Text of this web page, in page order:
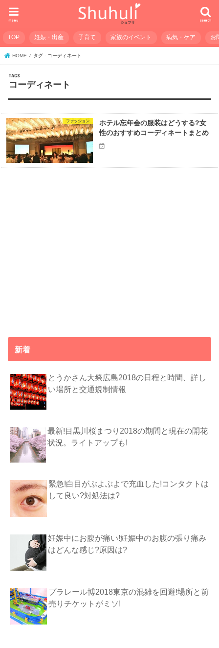
search
menu
TOP 妊娠・出産 子育て 家族のイベント 病気・ケア お
HOME タグ : コーディネート
コーディネート
ファッション
ホテル忘年会の服装はどうする?女
性のおすすめコーディネートまとめ
新着
とうかさん大祭広島2018の日程と時間、詳し
い場所と交通規制情報
最新!目黒川桜まつり2018の期間と現在の開花
状況。ライトアップも!
緊急!白目がぶよぶよで充血した!コンタクトは
して良い?対処法は?
妊娠中にお腹が痛い!妊娠中のお腹の張り痛み
はどんな感じ?原因は?
プラレール博2018東京の混雑を回避!場所と前
売りチケットがミソ!